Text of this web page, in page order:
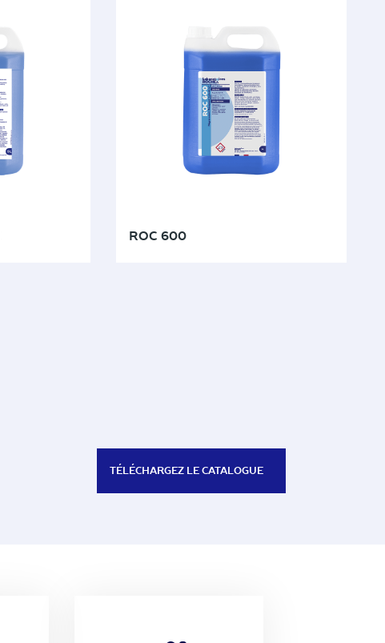
ROC 600
TÉLÉCHARGEZ LE CATALOGUE